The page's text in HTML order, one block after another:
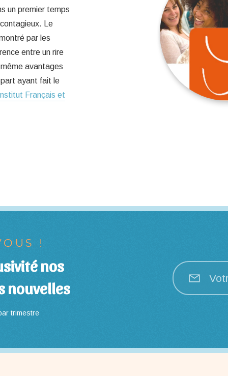
un premier temps
Le
par les
entre un rire
avantages
ayant fait le
Français et
!
nos
nouvelles
trimestre